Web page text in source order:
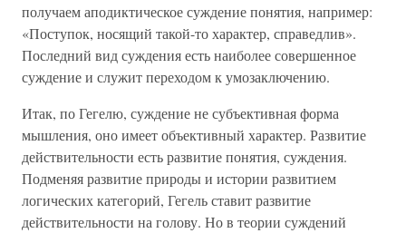
получаем аподиктическое суждение понятия, например:
«Поступок, носящий такой-то характер, справедлив».
Последний вид суждения есть наиболее совершенное
суждение и служит переходом к умозаключению.
Итак, по Гегелю, суждение не субъективная форма
мышления, оно имеет объективный характер. Развитие
действительности есть развитие понятия, суждения.
Подменяя развитие природы и истории развитием
логических категорий, Гегель ставит развитие
действительности на голову. Но в теории суждений